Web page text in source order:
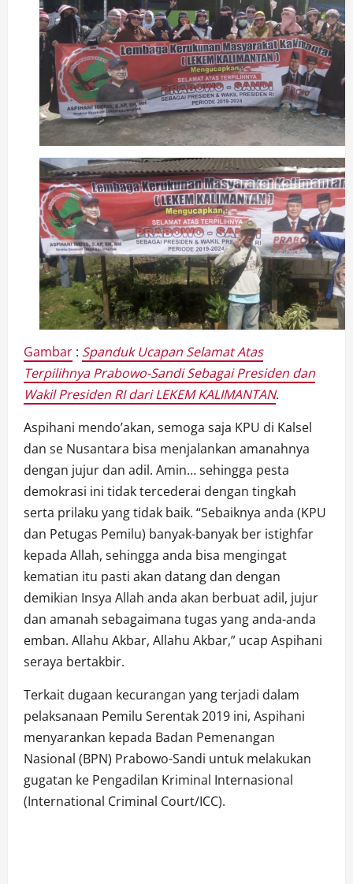
Gambar : Spanduk Ucapan Selamat Atas
Terpilihnya Prabowo-Sandi Sebagai Presiden dan
Wakil Presiden RI dari LEKEM KALIMANTAN.
Aspihani mendo’akan, semoga saja KPU di Kalsel
dan se Nusantara bisa menjalankan amanahnya
dengan jujur dan adil. Amin… sehingga pesta
demokrasi ini tidak tercederai dengan tingkah
serta prilaku yang tidak baik. “Sebaiknya anda (KPU
dan Petugas Pemilu) banyak-banyak ber istighfar
kepada Allah, sehingga anda bisa mengingat
kematian itu pasti akan datang dan dengan
demikian Insya Allah anda akan berbuat adil, jujur
dan amanah sebagaimana tugas yang anda-anda
emban. Allahu Akbar, Allahu Akbar,” ucap Aspihani
seraya bertakbir.
Terkait dugaan kecurangan yang terjadi dalam
pelaksanaan Pemilu Serentak 2019 ini, Aspihani
menyarankan kepada Badan Pemenangan
Nasional (BPN) Prabowo-Sandi untuk melakukan
gugatan ke Pengadilan Kriminal Internasional
(International Criminal Court/ICC).